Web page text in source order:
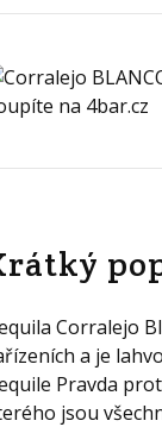
Corralejo
a je
Pravda
jsou